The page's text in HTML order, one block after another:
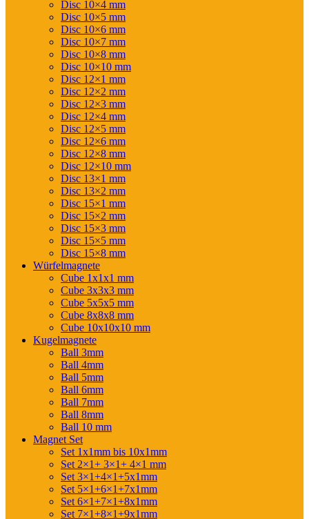
Disc 10×4 mm
Disc 10×5 mm
Disc 10×6 mm
Disc 10×7 mm
Disc 10×8 mm
Disc 10×10 mm
Disc 12×1 mm
Disc 12×2 mm
Disc 12×3 mm
Disc 12×4 mm
Disc 12×5 mm
Disc 12×6 mm
Disc 12×8 mm
Disc 12×10 mm
Disc 13×1 mm
Disc 13×2 mm
Disc 15×1 mm
Disc 15×2 mm
Disc 15×3 mm
Disc 15×5 mm
Disc 15×8 mm
Würfelmagnete
Cube 1x1x1 mm
Cube 3x3x3 mm
Cube 5x5x5 mm
Cube 8x8x8 mm
Cube 10x10x10 mm
Kugelmagnete
Ball 3mm
Ball 4mm
Ball 5mm
Ball 6mm
Ball 7mm
Ball 8mm
Ball 10 mm
Magnet Set
Set 1x1mm bis 10x1mm
Set 2×1+ 3×1+ 4×1 mm
Set 3×1+4×1+5x1mm
Set 5×1+6×1+7x1mm
Set 6×1+7×1+8x1mm
Set 7×1+8×1+9x1mm